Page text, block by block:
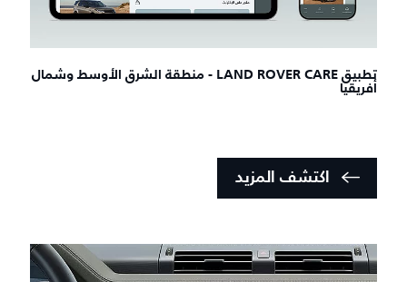
تطبيق LAND ROVER CARE - منطقة الشرق الأوسط وشمال
أفريقيا
اكتشف المزيد